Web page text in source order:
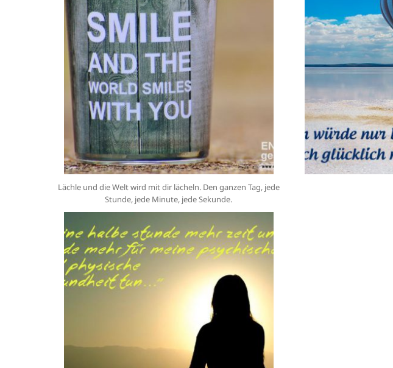
Lächle und die Welt wird mit dir lächeln. Den ganzen Tag, jede
Stunde, jede Minute, jede Sekunde.